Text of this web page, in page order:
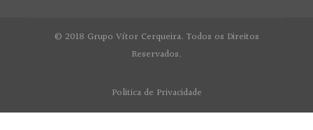
© 2018 Grupo Vítor Cerqueira. Todos os Direitos
Reservados.
Politica de Privacidade